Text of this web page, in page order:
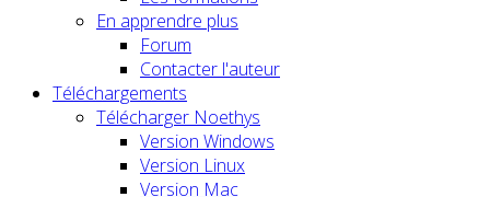
En apprendre plus
Forum
Contacter l'auteur
Téléchargements
Télécharger Noethys
Version Windows
Version Linux
Version Mac